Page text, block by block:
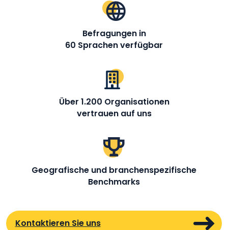
Befragungen in
60 Sprachen verfügbar
Über 1.200 Organisationen
vertrauen auf uns
Geografische und branchenspezifische
Benchmarks
Kontaktieren Sie uns